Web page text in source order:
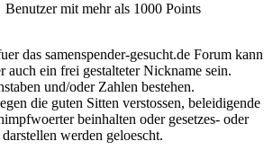
Benutzer mit mehr als 1000 Points
das samenspender-gesucht.de Forum kann
auch ein frei gestalteter Nickname sein.
und/oder Zahlen bestehen.
die guten Sitten verstossen, beleidigende
beinhalten oder gesetzes- oder
werden geloescht.